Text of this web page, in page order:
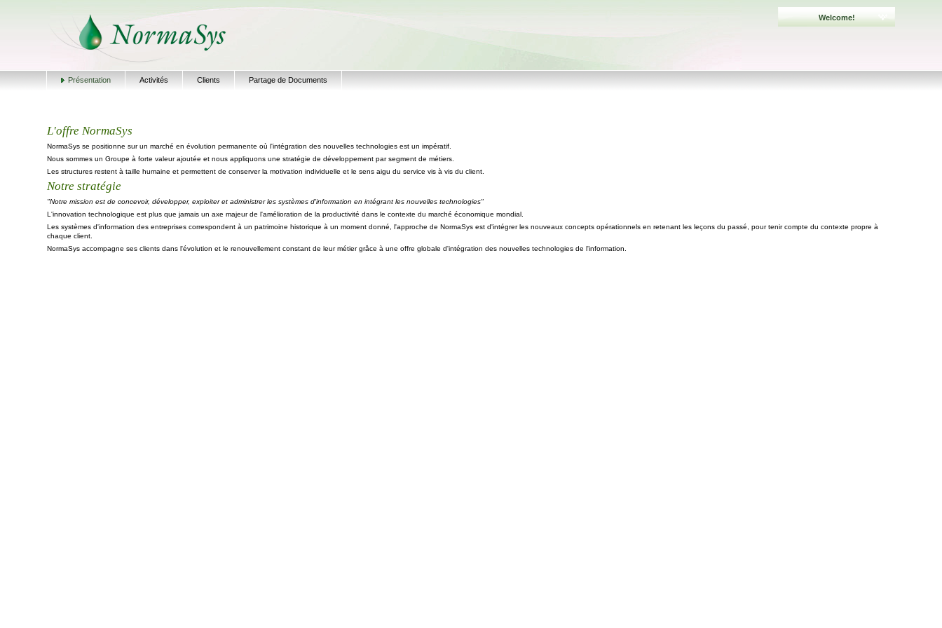
Welcome!
Présentation Activités Clients Partage de Documents
L'offre NormaSys
NormaSys se positionne sur un marché en évolution permanente où l'intégration des nouvelles technologies est un impératif.
Nous sommes un Groupe à forte valeur ajoutée et nous appliquons une stratégie de développement par segment de métiers.
Les structures restent à taille humaine et permettent de conserver la motivation individuelle et le sens aigu du service vis à vis du client.
Notre stratégie
"Notre mission est de concevoir, développer, exploiter et administrer les systèmes d'information en intégrant les nouvelles technologies"
L'innovation technologique est plus que jamais un axe majeur de l'amélioration de la productivité dans le contexte du marché économique mondial.
Les systèmes d'information des entreprises correspondent à un patrimoine historique à un moment donné, l'approche de NormaSys est d'intégrer les nouveaux concepts opérationnels en retenant les leçons du passé, pour tenir compte du contexte propre à
chaque client.
NormaSys accompagne ses clients dans l'évolution et le renouvellement constant de leur métier grâce à une offre globale d'intégration des nouvelles technologies de l'information.